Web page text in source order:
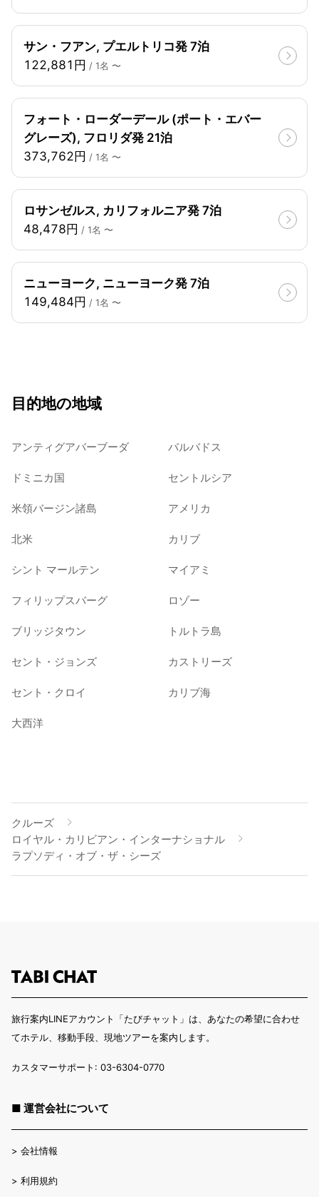
サン・フアン, プエルトリコ発 7泊
122,881円 / 1名 〜
フォート・ローダーデール (ポート・エバー
グレーズ), フロリダ発 21泊
373,762円 / 1名 〜
ロサンゼルス, カリフォルニア発 7泊
48,478円 / 1名 〜
ニューヨーク, ニューヨーク発 7泊
149,484円 / 1名 〜
目的地の地域
アンティグアバーブーダ バルバドス
ドミニカ国 セントルシア
米領バージン諸島 アメリカ
北米 カリブ
シント マールテン マイアミ
フィリップスバーグ ロゾー
ブリッジタウン トルトラ島
セント・ジョンズ カストリーズ
セント・クロイ カリブ海
大西洋
クルーズ
ロイヤル・カリビアン・インターナショナル
ラプソディ・オブ・ザ・シーズ
旅行案内LINEアカウント「たびチャット」は、あなたの希望に合わせ
てホテル、移動手段、現地ツアーを案内します。
カスタマーサポート: 03-6304-0770
■ 運営会社について
> 会社情報
> 利用規約